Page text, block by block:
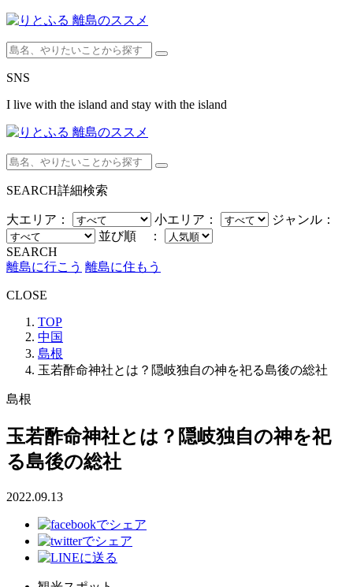
SNS
I live with the island and stay with the island
SEARCH詳細検索
大エリア： 小エリア：
ジャンル：
並び順 ：
SEARCH
離島に行こう 離島に住もう
CLOSE
TOP
中国
島根
玉若酢命神社とは？隠岐独自の神を祀る島後の総社
島根
玉若酢命神社とは？隠岐独自の神を祀
る島後の総社
2022.09.13